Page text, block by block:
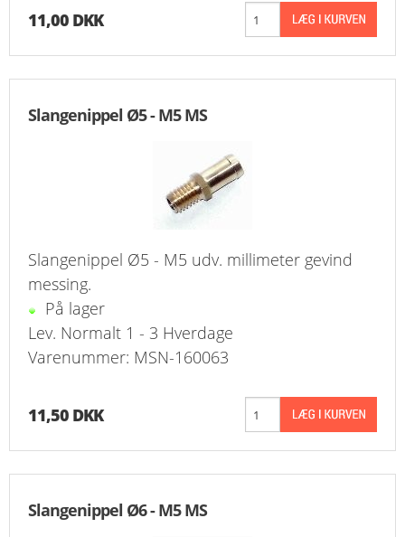
11,00 DKK
Slangenippel Ø5 - M5 MS
Slangenippel Ø5 - M5 udv. millimeter gevind
messing.
På lager
Lev. Normalt 1 - 3 Hverdage
Varenummer: MSN-160063
11,50 DKK
Slangenippel Ø6 - M5 MS